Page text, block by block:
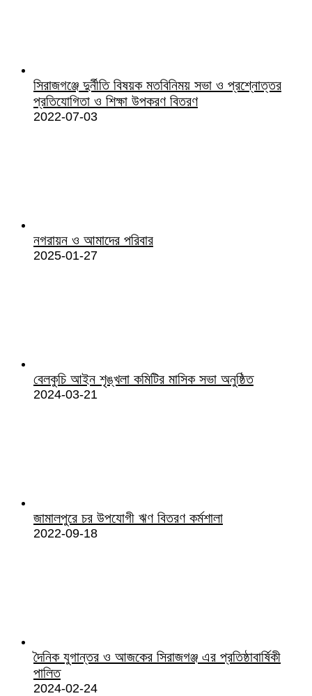
সিরাজগঞ্জে দুর্নীতি বিষয়ক মতবিনিময় সভা ও প্রশ্নোত্তর
প্রতিযোগিতা ও শিক্ষা উপকরণ বিতরণ
2022-07-03
নগরায়ন ও আমাদের পরিবার
2025-01-27
বেলকুচি আইন শৃঙ্খলা কমিটির মাসিক সভা অনুষ্ঠিত
2024-03-21
জামালপুরে চর উপযোগী ঋণ বিতরণ কর্মশালা
2022-09-18
দৈনিক যুগান্তর ও আজকের সিরাজগঞ্জ এর প্রতিষ্ঠাবার্ষিকী
পালিত
2024-02-24